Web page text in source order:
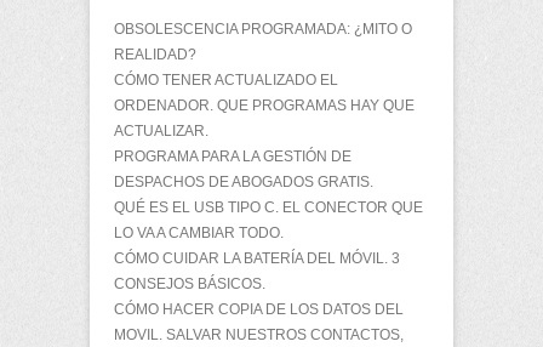
OBSOLESCENCIA PROGRAMADA: ¿MITO O
REALIDAD?
CÓMO TENER ACTUALIZADO EL
ORDENADOR. QUE PROGRAMAS HAY QUE
ACTUALIZAR.
PROGRAMA PARA LA GESTIÓN DE
DESPACHOS DE ABOGADOS GRATIS.
QUÉ ES EL USB TIPO C. EL CONECTOR QUE
LO VA A CAMBIAR TODO.
CÓMO CUIDAR LA BATERÍA DEL MÓVIL. 3
CONSEJOS BÁSICOS.
CÓMO HACER COPIA DE LOS DATOS DEL
MOVIL. SALVAR NUESTROS CONTACTOS,